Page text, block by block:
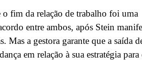
fim da relação de trabalho foi uma
entre ambos, após Stein
Mas a gestora garante que a saída
em relação à sua estratégia para